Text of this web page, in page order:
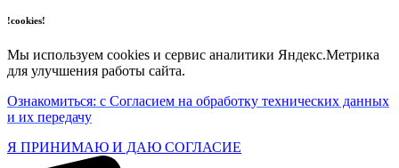
!cookies!
Мы используем cookies и сервис аналитики Яндекс.Метрика
для улучшения работы сайта.
Ознакомиться: с Согласием на обработку технических данных
и их передачу
Я ПРИНИМАЮ И ДАЮ СОГЛАСИЕ